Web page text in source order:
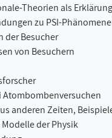
Theorien als
zu PSI-
der Besucher
von Besuchern
Atombombenversuchen
anderen Zeiten,
der Physik